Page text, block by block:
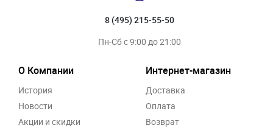
8 (495) 215-55-50
Пн-Сб с 9:00 до 21:00
О Компании
История
Новости
Акции и скидки
Интернет-магазин
Доставка
Оплата
Возврат